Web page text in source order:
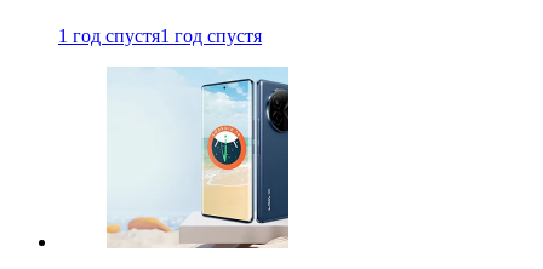
1 год спустя1 год спустя